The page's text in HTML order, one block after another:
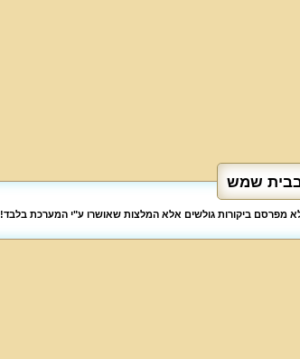
שמש
מפרסם ביקורות גולשים אלא המלצות שאושרו ע"י המערכת בלבד!